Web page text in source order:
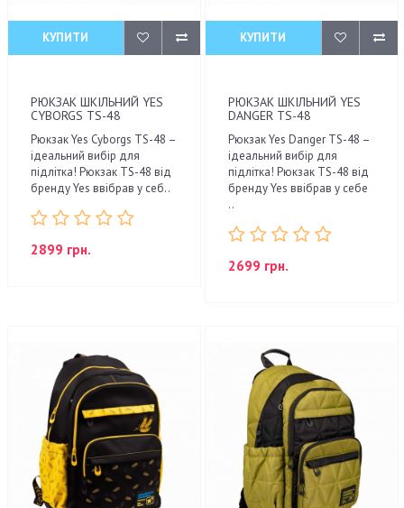
КУПИТИ
РЮКЗАК ШКІЛЬНИЙ YES
CYBORGS TS-48
Рюкзак Yes Cyborgs TS-48 –
ідеальний вибір для
підлітка! Рюкзак TS-48 від
бренду Yes ввібрав у себ..
2899 грн.
КУПИТИ
РЮКЗАК ШКІЛЬНИЙ YES
DANGER TS-48
Рюкзак Yes Danger TS-48 –
ідеальний вибір для
підлітка! Рюкзак TS-48 від
бренду Yes ввібрав у себе
..
2699 грн.